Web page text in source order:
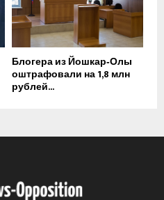
Блогера из Йошкар‑Олы
оштрафовали на 1,8 млн
рублей...